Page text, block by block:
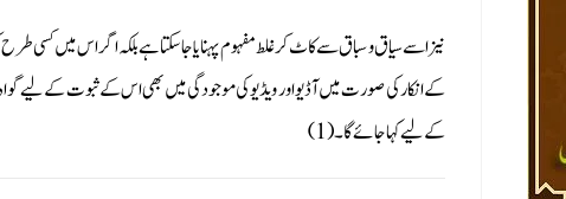
نیز اسے سیاق و سباق سے کاٹ کر غلط مفہوم پہنایا جا سکتا ہے بلکہ اگر اس میں کسی
کے انکار کی صورت میں آڈیو اور ویڈیو کی موجودگی میں بھی اس کے ثبوت کے لیے
کے لیے کہا جائے گا۔(1)